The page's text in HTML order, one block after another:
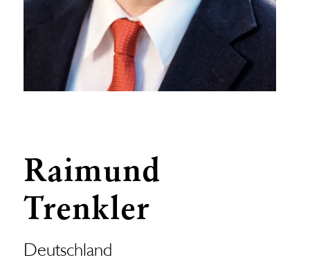
Raimund
Trenkler
Deutschland